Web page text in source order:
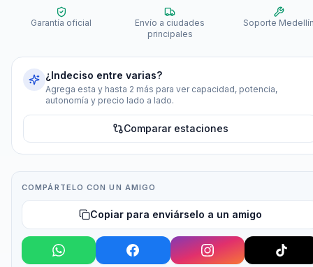
Garantía oficial
Envío a ciudades
principales
Soporte
¿Indeciso entre varias?
Agrega esta y hasta 2 más para ver capacidad, potencia,
autonomía y precio lado a lado.
Comparar estaciones
COMPÁRTELO CON UN AMIGO
Copiar para enviárselo a un amigo